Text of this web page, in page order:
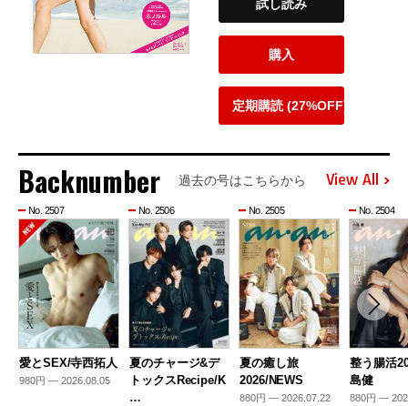
試し読み
購入
定期購読 (27%OFF)
Backnumber 過去の号はこちらから View All
No. 2507
愛とSEX/寺西拓人
980円 — 2026.08.05
No. 2506
夏のチャージ&デ
トックスRecipe/K
…
No. 2505
夏の癒し旅
2026/NEWS
880円 — 2026.07.22
No. 2504
整う腸活
島健
880円 —